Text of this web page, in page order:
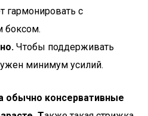
гармонировать с
боксом.
Чтобы поддерживать
минимум усилий.
обычно консервативные